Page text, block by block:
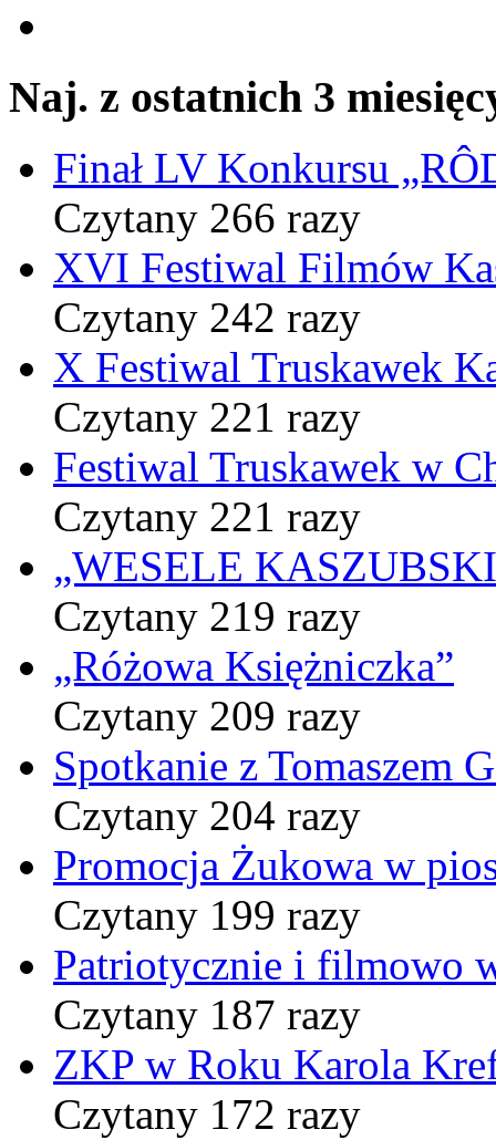
Naj. z ostatnich 3
Finał LV Konkursu
Czytany 266 razy
XVI Festiwal Filmów
Czytany 242 razy
X Festiwal Truskawek
Czytany 221 razy
Festiwal Truskawek w
Czytany 221 razy
„WESELE
Czytany 219 razy
„Różowa Księżniczka”
Czytany 209 razy
Spotkanie z Tomaszem
Czytany 204 razy
Promocja Żukowa w
Czytany 199 razy
Patriotycznie i filmowo
Czytany 187 razy
ZKP w Roku Karola
Czytany 172 razy